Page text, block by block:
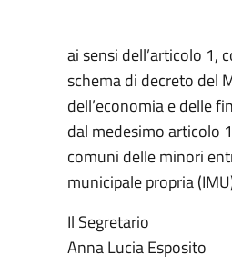
ai sensi dell’articolo 1,
schema di decreto del
dell’economia e delle
dal medesimoarticolo
comuni delle minori
municipale propria
Il Segretario
Anna Lucia Esposito